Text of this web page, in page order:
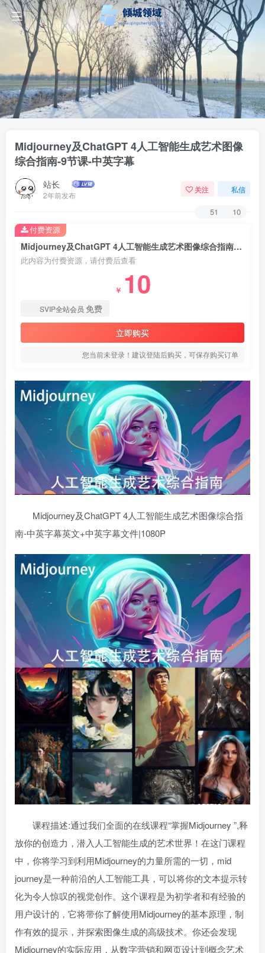
Midjourney及ChatGPT 4人工智能生成艺术图像
综合指南-9节课-中英字幕
站长
2年前发布
关注 私信
51 10
Midjourney及ChatGPT 4人工智能生成艺术图像综合指南-9节课-中英字幕
此内容为付费资源，请付费后查看
￥ 10
SVIP全站会员 免费
立即购买
您当前未登录！建议登陆后购买，可保存购买订单
付费资源
Midjourney及ChatGPT 4人工智能生成艺术图像综合指
南-中英字幕英文+中英字幕文件|1080P
课程描述:通过我们全面的在线课程“掌握Midjourney ”,释
放你的创造力，潜入人工智能生成的艺术世界！在这门课程
中，你将学习到利用Midjourney的力量所需的一切，mid
journey是一种前沿的人工智能工具，可以将你的文本提示转
化为令人惊叹的视觉创作。这个课程是为初学者和有经验的
用户设计的，它将带你了解使用Midjourney的基本原理，制
作有效的提示，并探索图像生成的高级技术。你还会发现
Midjourney的实际应用，从数字营销和网页设计到概念艺术